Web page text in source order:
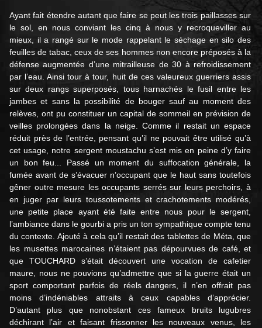
Ayant fait étendre autant que faire se peut les trois paillasses sur
le sol, en nous conviant les cinq à nous y recroqueviller au
mieux, il a rangé sur le mode rappelant le séchage en silo des
feuilles de tabac, ceux de ses hommes non encore préposés à la
défense augmentée d’une mitrailleuse de 30 à refroidissement
par l’eau. Ainsi tour à tour, huit de ces valeureux guerriers assis
sur deux rangs superposés, tous harnachés le fusil entre les
jambes et sans la possibilité de bouger sauf au moment des
relèves, ont pu constituer un capital de sommeil en prévision de
veilles prolongées dans la neige. Comme il restait un espace
réduit près de l’entrée, pensant qu’il ne pouvait être utilisé qu’à
cet usage, notre sergent moustachu s’est mis en peine d’y faire
un bon feu... Passé un moment du suffocation générale, la
fumée avant de s’évacuer n’occupant que le haut sans toutefois
gêner outre mesure les occupants serrés sur leurs perchoirs, à
en juger par leurs toussotements et crachotements modérés,
une petite place ayant été faite entre nous pour le sergent,
l’ambiance dans le gourbi a pris un ton sympathique compte tenu
du contexte. Ajouté à cela qu’il restait des tablettes de Méta, que
les musettes marocaines n’étaient pas dépourvues de café, et
que TOUCHARD s’était découvert une vocation de cafetier
maure, nous ne pouvions qu’admettre que si la guerre était un
sport comportant parfois de réels dangers, il n’en offrait pas
moins d’indéniables attraits à ceux capables d’apprécier.
D’autant plus que nonobstant ces fameux bruits lugubres
déchirant l’air et faisant frissonner les nouveaux venus, les